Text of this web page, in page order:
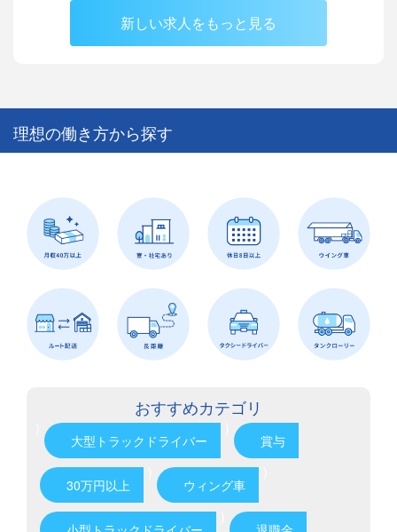
新しい求人をもっと見る
理想の働き方から探す
おすすめカテゴリ
大型トラックドライバー 賞与
30万円以上 ウィング車